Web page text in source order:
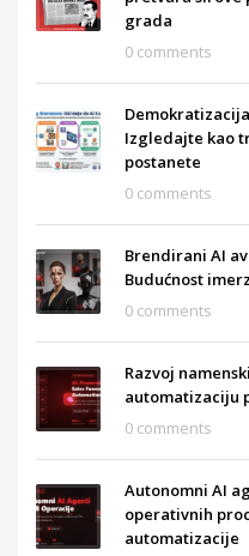
grada
0 comments
Izgledajte kao
postanete
0 comments
Brendirani AI
Budućnost
0 comments
Razvoj
automatizaciju
0 comments
Autonomni AI
operativnih
automatizacije